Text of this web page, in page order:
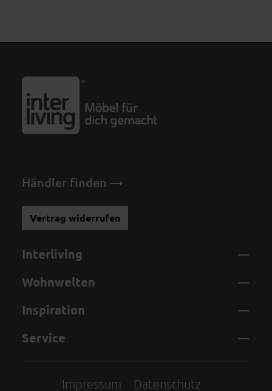
Händler finden
Vertrag widerrufen
Interliving
Wohnwelten
Inspiration
Service
Impressum Datenschutz